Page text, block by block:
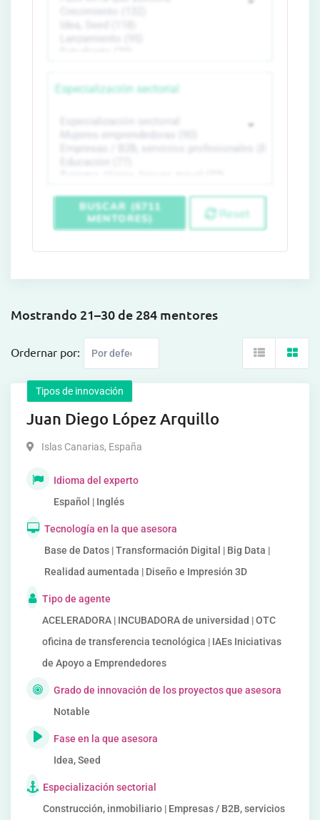
Especialización sectorial
BUSCAR (6711
MENTORES)
Reset
Mostrando 21–30 de 284 mentores
Ordernar por:
Tipos de innovación
Juan Diego López Arquillo
Islas Canarias, España
Idioma del experto
Español | Inglés
Tecnología en la que asesora
Base de Datos | Transformación Digital | Big Data |
Realidad aumentada | Diseño e Impresión 3D
Tipo de agente
ACELERADORA | INCUBADORA de universidad | OTC
oficina de transferencia tecnológica | IAEs Iniciativas
de Apoyo a Emprendedores
Grado de innovación de los proyectos que asesora
Notable
Fase en la que asesora
Idea, Seed
Especialización sectorial
Construcción, inmobiliario | Empresas / B2B, servicios